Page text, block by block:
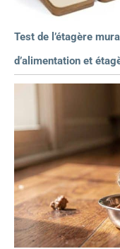
Test de l’étagère
d’alimentation et